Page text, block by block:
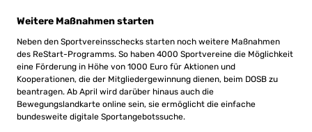
Weitere Maßnahmen starten
Neben den Sportvereinsschecks starten noch weitere Maßnahmen
des ReStart-Programms. So haben 4000 Sportvereine die Möglichkeit
eine Förderung in Höhe von 1000 Euro für Aktionen und
Kooperationen, die der Mitgliedergewinnung dienen, beim DOSB zu
beantragen. Ab April wird darüber hinaus auch die
Bewegungslandkarte online sein, sie ermöglicht die einfache
bundesweite digitale Sportangebotssuche.